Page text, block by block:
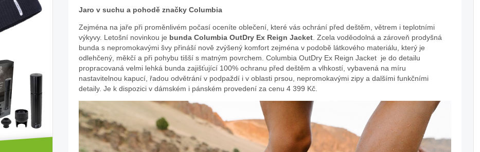
Jaro v suchu a pohodě značky Columbia
Zejména na jaře při proměnlivém počasí oceníte oblečení, které vás ochrání před deštěm, větrem i teplotními
výkyvy. Letošní novinkou je bunda Columbia OutDry Ex Reign Jacket. Zcela voděodolná a zároveň prodyšná
bunda s nepromokavými švy přináší nově zvýšený komfort zejména v podobě látkového materiálu, který je
odlehčený, měkčí a při pohybu tišší s matným povrchem. Columbia OutDry Ex Reign Jacket je do detailu
propracovaná velmi lehká bunda zajišťující 100% ochranu před deštěm a vlhkostí, vybavená na míru
nastavitelnou kapucí, řadou odvětrání v podpaždí i v oblasti prsou, nepromokavými zipy a dalšími funkčními
detaily. Je k dispozici v dámském i pánském provedení za cenu 4 399 Kč.